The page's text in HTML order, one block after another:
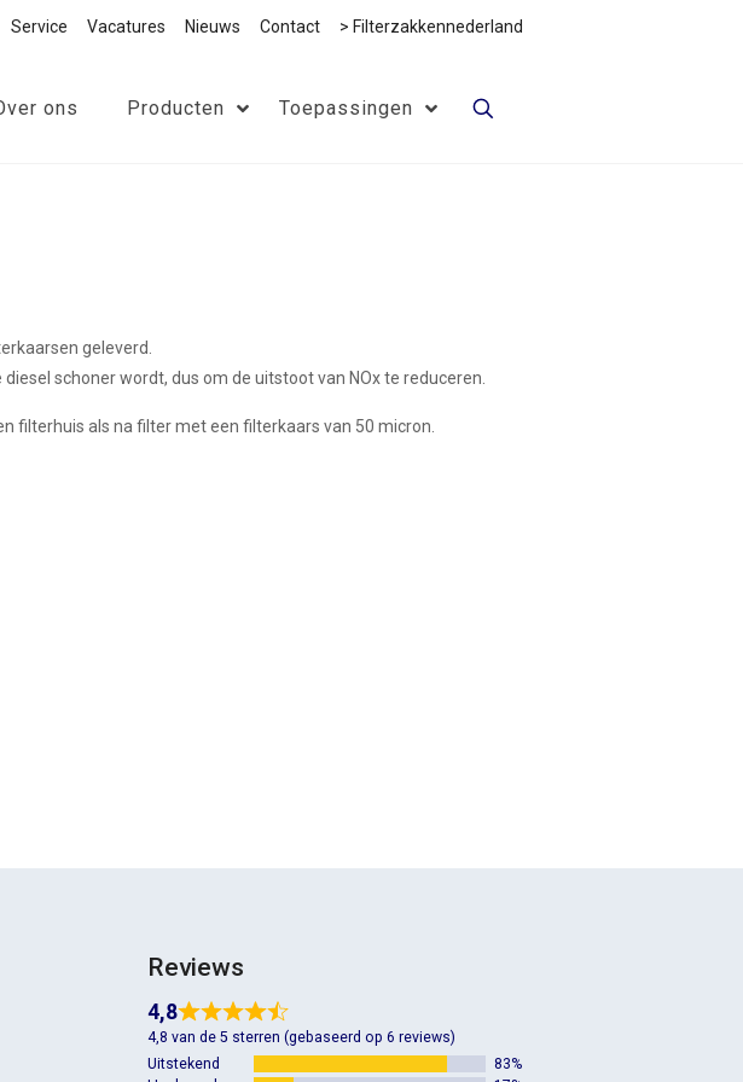
Service Vacatures Nieuws Contact > Filterzakkennederland
ons Producten Toepassingen
geleverd.
schoner wordt, dus om de uitstoot van NOx te reduceren.
filterhuis als na filter met een filterkaars van 50 micron.
Reviews
4,8
4,8 van de 5 sterren (gebaseerd op 6 reviews)
Uitstekend
83%